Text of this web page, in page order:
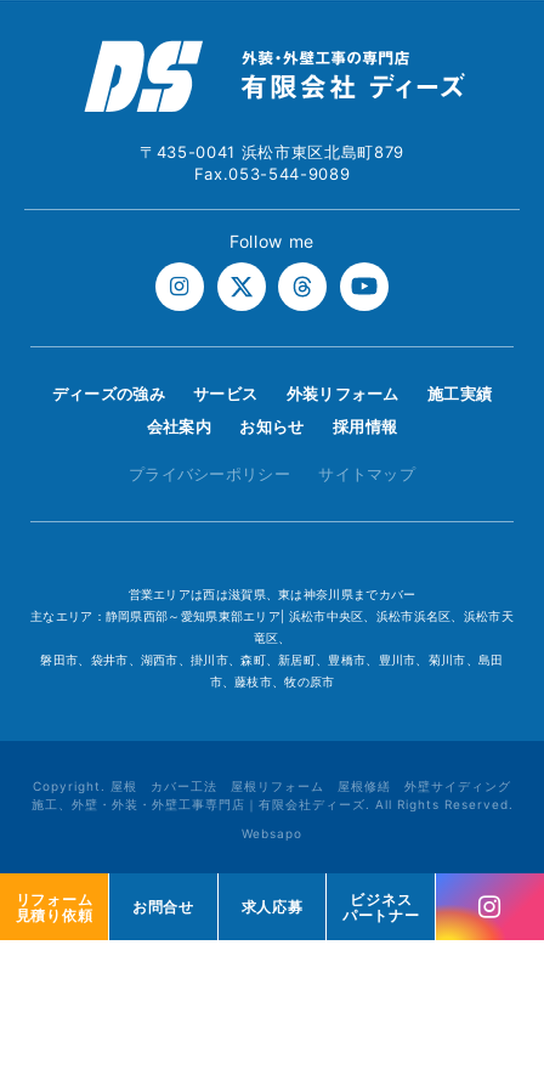
リフォーム
見積り依頼
お問合せ 求人応募
ビジネス
パートナー
リフォーム
見積り依頼
お問合せ 求人応募
ビジネス
パートナー
〒435-0041 浜松市東区北島町879
Fax.053-544-9089
Follow me
ディーズの強み サービス 外装リフォーム
施工実績
会社案内
お知らせ 採用情報
プライバシーポリシー サイトマップ
営業エリアは西は滋賀県、東は神奈川県までカバー
主なエリア：静岡県西部～愛知県東部エリア| 浜松市中央区、浜松市浜名区、浜松市天
竜区、
磐田市、袋井市、湖西市、掛川市、森町、新居町、豊橋市、豊川市、菊川市、島田
市、藤枝市、牧の原市
Copyright. 屋根 カバー工法 屋根リフォーム 屋根修繕 外壁サイディング
施工、外壁・外装・外壁工事専門店｜有限会社ディーズ. All Rights Reserved.
Websapo